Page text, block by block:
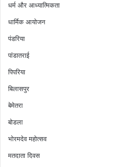
धर्म और आध्यात्मिकता
धार्मिक आयोजन
पंडरिया
पांडातराई
पिपरिया
बिलासपुर
बेमेतरा
बोडला
भोरमदेव महोत्सव
मतदाता दिवस